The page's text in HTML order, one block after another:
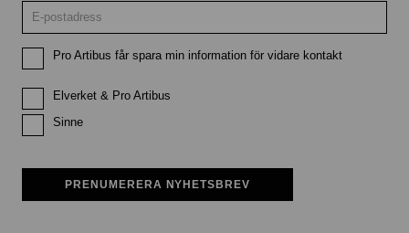
Pro Artibus får spara min information för vidare kontakt
Elverket & Pro Artibus
Sinne
PRENUMERERA NYHETSBREV